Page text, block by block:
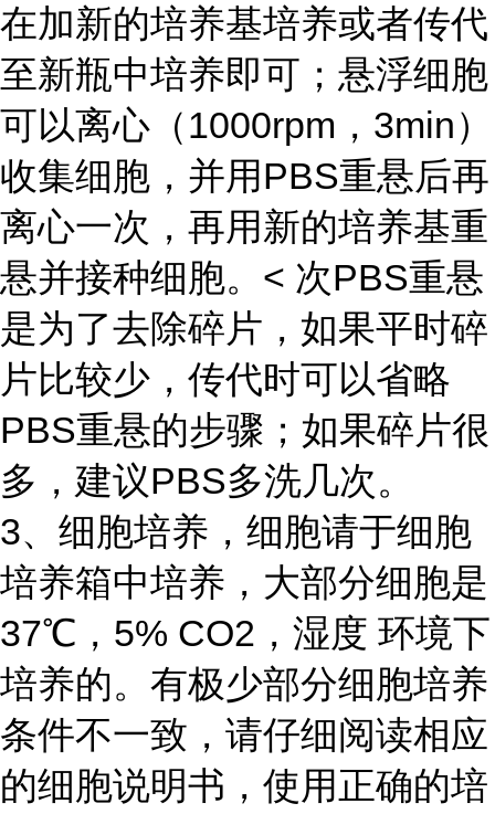
在加新的培养基培养或者传代
至新瓶中培养即可；悬浮细胞
可以离心（1000rpm，3min）
收集细胞，并用PBS重悬后再
离心一次，再用新的培养基重
悬并接种细胞。< 次PBS重悬
是为了去除碎片，如果平时碎
片比较少，传代时可以省略
PBS重悬的步骤；如果碎片很
多，建议PBS多洗几次。
3、细胞培养，细胞请于细胞
培养箱中培养，大部分细胞是
37℃，5% CO2，湿度 环境下
培养的。有极少部分细胞培养
条件不一致，请仔细阅读相应
的细胞说明书，使用正确的培